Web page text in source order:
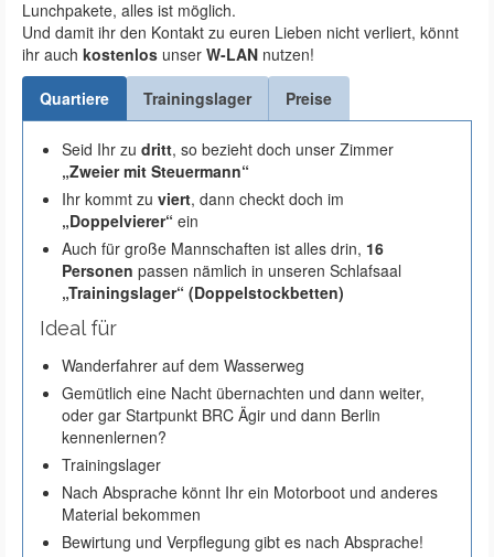
Lunchpakete, alles ist möglich.
Und damit ihr den Kontakt zu euren Lieben nicht verliert, könnt
ihr auch kostenlos unser W-LAN nutzen!
Quartiere
Trainingslager Preise
Seid Ihr zu dritt, so bezieht doch unser Zimmer
„Zweier mit Steuermann“
Ihr kommt zu viert, dann checkt doch im
„Doppelvierer“ ein
Auch für große Mannschaften ist alles drin, 16
Personen passen nämlich in unseren Schlafsaal
„Trainingslager“ (Doppelstockbetten)
Ideal für
Wanderfahrer auf dem Wasserweg
Gemütlich eine Nacht übernachten und dann weiter,
oder gar Startpunkt BRC Ägir und dann Berlin
kennenlernen?
Trainingslager
Nach Absprache könnt Ihr ein Motorboot und anderes
Material bekommen
Bewirtung und Verpflegung gibt es nach Absprache!